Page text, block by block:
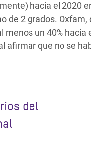
hacia el 2020
de 2 grados. Oxfam,
un 40% hacia
afirmar que no se
del